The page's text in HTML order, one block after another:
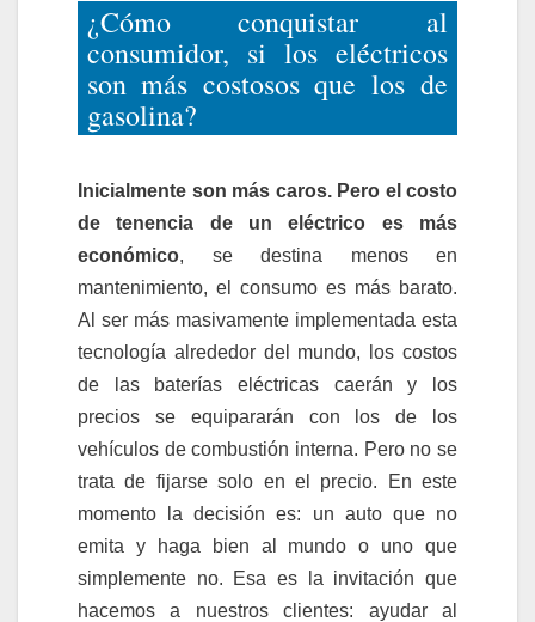
¿Cómo conquistar al
consumidor, si los eléctricos
son más costosos que los de
gasolina?
Inicialmente son más caros. Pero el costo
de tenencia de un eléctrico es más
económico, se destina menos en
mantenimiento, el consumo es más barato.
Al ser más masivamente implementada esta
tecnología alrededor del mundo, los costos
de las baterías eléctricas caerán y los
precios se equipararán con los de los
vehículos de combustión interna. Pero no se
trata de fijarse solo en el precio. En este
momento la decisión es: un auto que no
emita y haga bien al mundo o uno que
simplemente no. Esa es la invitación que
hacemos a nuestros clientes: ayudar al